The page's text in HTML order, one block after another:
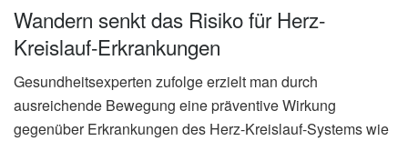
Wandern senkt das Risiko für Herz-
Kreislauf-Erkrankungen
Gesundheitsexperten zufolge erzielt man durch
ausreichende Bewegung eine präventive Wirkung
gegenüber Erkrankungen des Herz-Kreislauf-Systems wie